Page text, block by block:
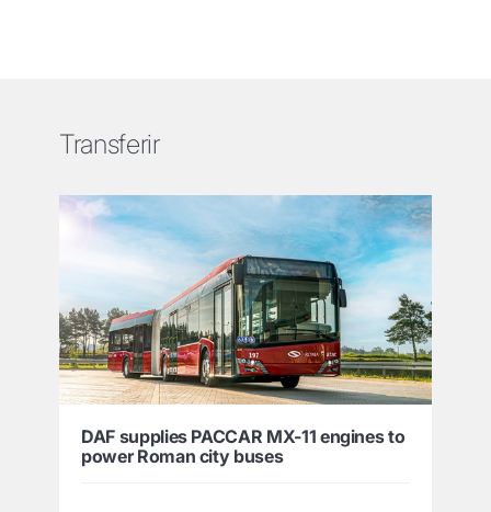
Transferir
DAF supplies PACCAR MX-11 engines to
power Roman city buses